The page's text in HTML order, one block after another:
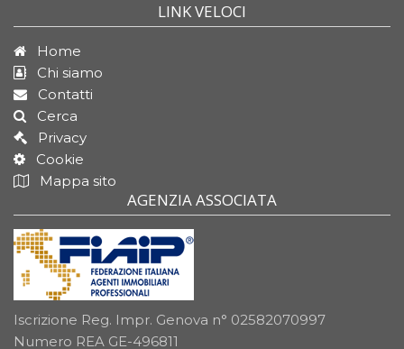
LINK VELOCI
Home
Chi siamo
Contatti
Cerca
Privacy
Cookie
Mappa sito
AGENZIA ASSOCIATA
Iscrizione Reg. Impr. Genova n° 02582070997
Numero REA GE-496811